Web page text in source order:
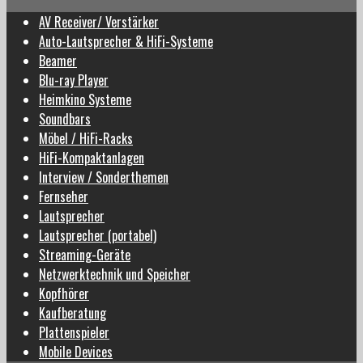
AV Receiver/ Verstärker
Auto-Lautsprecher & HiFi-Systeme
Beamer
Blu-ray Player
Heimkino Systeme
Soundbars
Möbel / HiFi-Racks
HiFi-Kompaktanlagen
Interview / Sonderthemen
Fernseher
Lautsprecher
Lautsprecher (portabel)
Streaming-Geräte
Netzwerktechnik und Speicher
Kopfhörer
Kaufberatung
Plattenspieler
Mobile Devices